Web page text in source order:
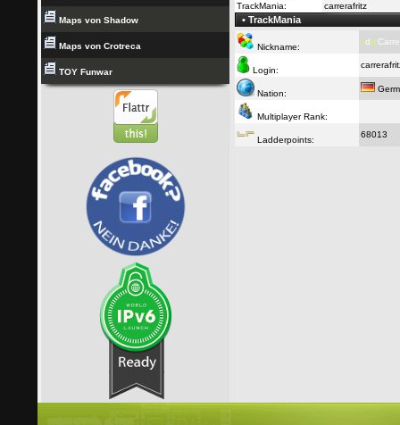
Maps von Shadow
Maps von Crotreca
TOY Funwar
TrackMania:
carrerafritz
• TrackMania
Nickname:
тdя
Login:
Nation:
Multiplayer Rank:
Ladderpoints:
68013